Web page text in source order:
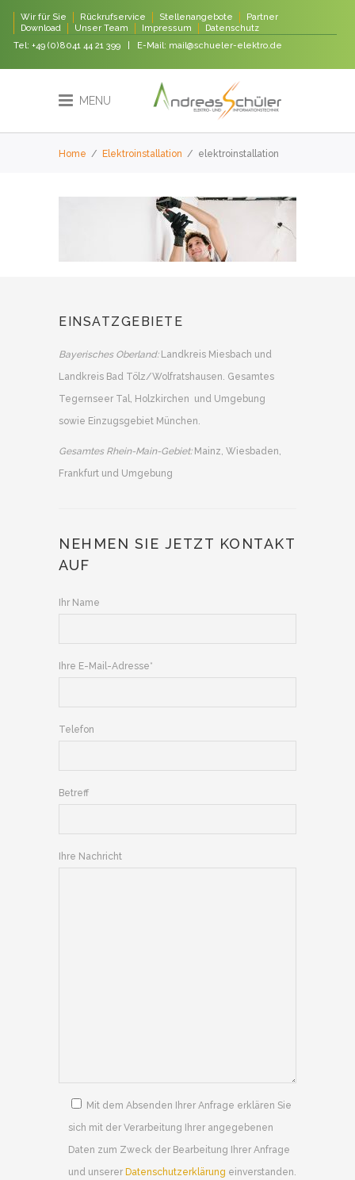
Wir für Sie Rückrufservice Stellenangebote
Partner
Download
Unser Team Impressum
Datenschutz
Tel: +49 (0)8041 44 21 399 | E-Mail: mail@schueler-elektro.de
MENU
Home / Elektroinstallation / elektroinstallation
EINSATZGEBIETE
Bayerisches Oberland: Landkreis Miesbach und
Landkreis Bad Tölz/Wolfratshausen. Gesamtes
Tegernseer Tal, Holzkirchen und Umgebung
sowie Einzugsgebiet München.
Gesamtes Rhein-Main-Gebiet:Mainz, Wiesbaden,
Frankfurt und Umgebung
NEHMEN SIE JETZT KONTAKT
AUF
Ihr Name
Ihre E-Mail-Adresse*
Telefon
Betreff
Ihre Nachricht
Mit dem Absenden Ihrer Anfrage erklären Sie
sich mit der Verarbeitung Ihrer angegebenen
Daten zum Zweck der Bearbeitung Ihrer Anfrage
und unserer Datenschutzerklärung einverstanden.